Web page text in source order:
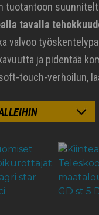
tuotantoon
tavalla
valvoo
ja pidentää
touch-verhoilun,